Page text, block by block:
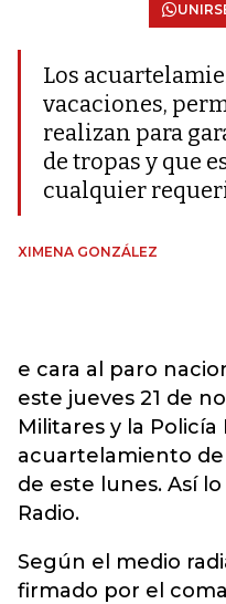
Los
vacaciones,
realizan para
de tropas y que
cualquier
XIMENA GONZÁLEZ
e cara al paro
este jueves 21 de
Militares y la
acuartelamiento
de este lunes. Así
Radio.
Según el medio
firmado por el